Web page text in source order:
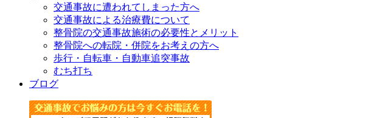
交通事故に遭われてしまった方へ
交通事故による治療費について
整骨院の交通事故施術の必要性とメリット
整骨院への転院・併院をお考えの方へ
歩行・自転車・自動車追突事故
むち打ち
ブログ